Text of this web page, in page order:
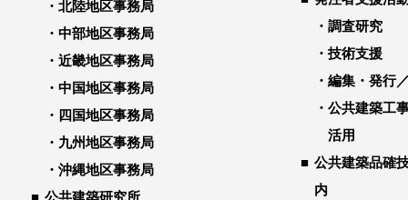
北陸地区事務局
中部地区事務局
近畿地区事務局
中国地区事務局
四国地区事務局
九州地区事務局
沖縄地区事務局
調査研究
技術支援
編集・発行
公共建築工
活用
公共建築品確
内